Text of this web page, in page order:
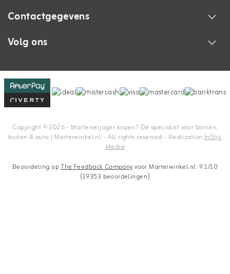
Contactgegevens
Volg ons
Copyright © 2026 - Marterverjager kopen? Dé specialist voor binnen,
buiten & auto | Marterwinkel.nl - All rights reserved - Realization InStijl
Media
Beoordeling opThe Feedback Companyvoor Marterwinkel.nl: 9.1/10
(19353 beoordelingen)